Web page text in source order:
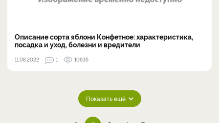
Описание сорта яблони Конфетное: характеристика,
посадка и уход, болезни и вредители
11.08.2022 1 10636
Показать ещё